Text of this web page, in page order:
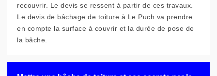
recouvrir. Le devis se ressent à partir de ces travaux.
Le devis de bâchage de toiture à Le Puch va prendre
en compte la surface à couvrir et la durée de pose de
la bâche.